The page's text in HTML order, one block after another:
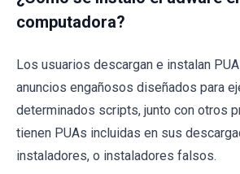
computadora?
Los usuarios descargan e instalan
anuncios engañosos diseñados para
determinados scripts, junto con otros
tienen PUAs incluidas en sus
instaladores, o instaladores falsos.